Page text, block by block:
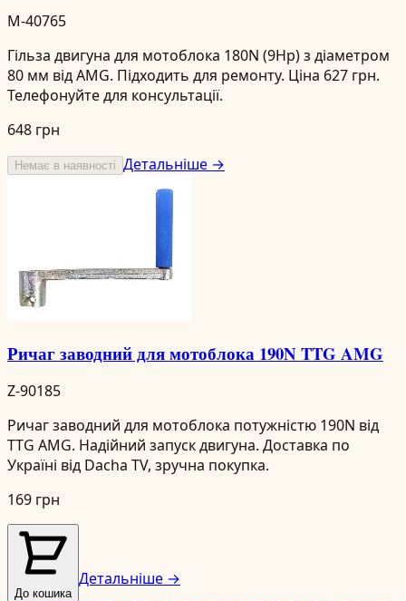
M-40765
Гільза двигуна для мотоблока 180N (9Hp) з діаметром
80 мм від AMG. Підходить для ремонту. Ціна 627 грн.
Телефонуйте для консультації.
648 грн
Немає в наявності Детальніше →
Ричаг заводний для мотоблока 190N TTG AMG
Z-90185
Ричаг заводний для мотоблока потужністю 190N від
TTG AMG. Надійний запуск двигуна. Доставка по
Україні від Dacha TV, зручна покупка.
169 грн
До кошика
Детальніше →